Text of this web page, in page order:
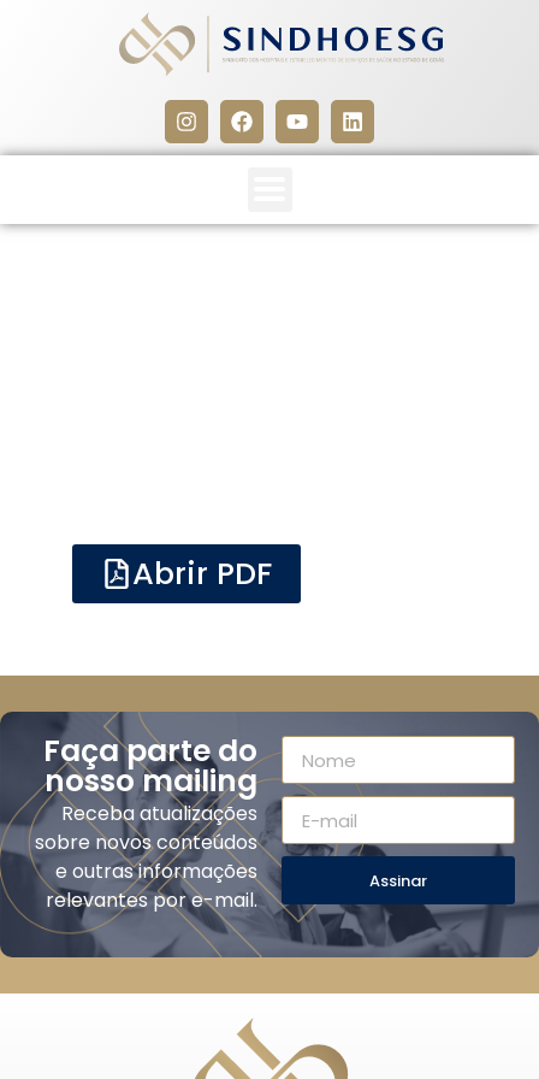
Abrir PDF
Faça parte do
nosso mailing
Receba atualizações
sobre novos conteúdos
e outras informações
relevantes por e-mail.
Assinar